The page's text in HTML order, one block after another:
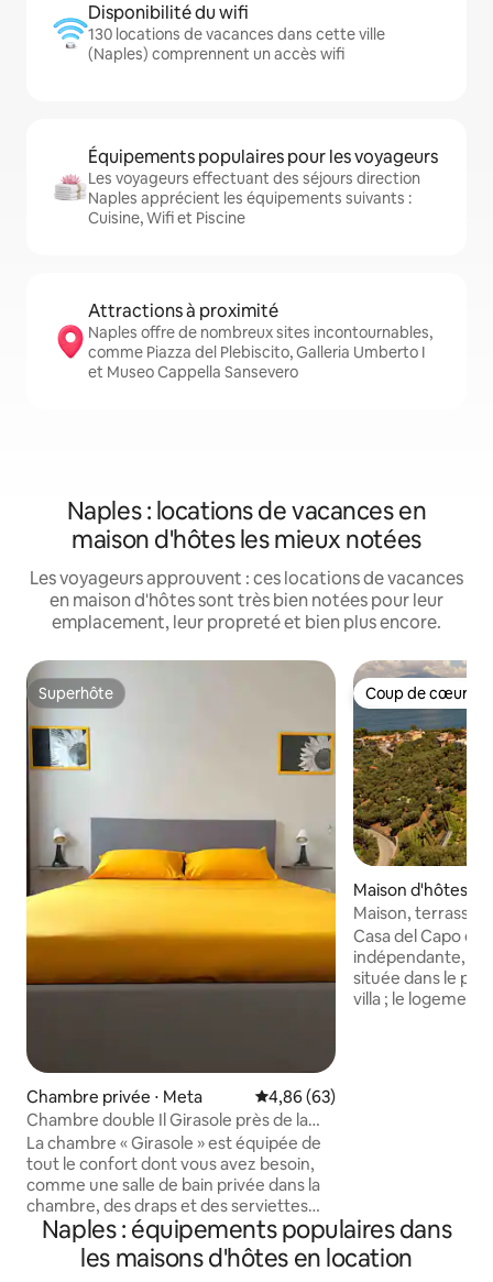
Disponibilité du wifi
130 locations de vacances dans cette ville
(Naples) comprennent un accès wifi
Équipements populaires pour les voyageurs
Les voyageurs effectuant des séjours direction
Naples apprécient les équipements suivants :
Cuisine, Wifi et Piscine
Attractions à proximité
Naples offre de nombreux sites incontournables,
comme Piazza del Plebiscito, Galleria Umberto I
et Museo Cappella Sansevero
Naples : locations de vacances en
maison d'hôtes les mieux notées
Les voyageurs approuvent : ces locations de vacances
en maison d'hôtes sont très bien notées pour leur
emplacement, leur propreté et bien plus encore.
Superhôte
Superhôte
Chambre privée ⋅ Meta Évaluation moyenne sur la
4,86 (63)
Chambre double Il Girasole près de la
mer et de Sorrente
La chambre « Girasole » est équipée de
tout le confort dont vous avez besoin,
comme une salle de bain privée dans la
chambre, des draps et des serviettes
propres, un mini-réfrigérateur, une
connexion Wi-Fi, la climatisation, une
bouilloire, une télévision connectée, des
Coup de cœur
Coup de cœur
Maison d'hôtes ⋅
Maison, terrasse,
vue, 4 couchages
Casa del Capo
indépendante,
située dans le
villa ; le logement
Naples : équipements populaires dans
les maisons d'hôtes en location